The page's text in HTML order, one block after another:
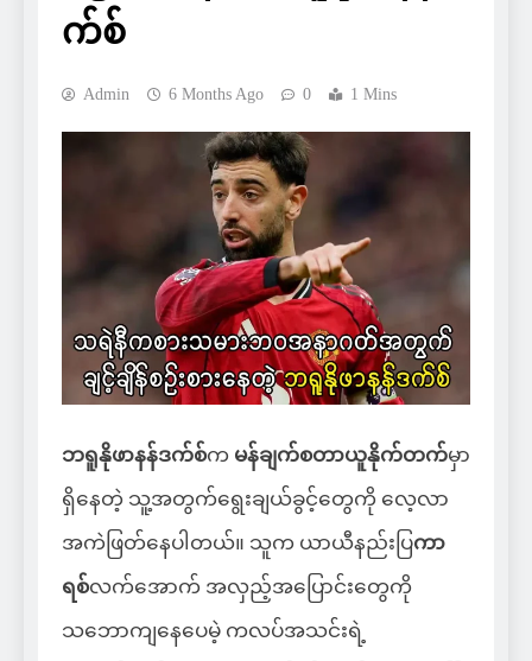
က်စ်
Admin 6 Months Ago 0 1 Mins
ဘရူနိုဖာနန်ဒက်စ်က မန်ချက်စတာယူနိုက်တက်မှာ
ရှိနေတဲ့ သူ့အတွက်ရွေးချယ်ခွင့်တွေကို လေ့လာ
အကဲဖြတ်နေပါတယ်။ သူက ယာယီနည်းပြကာ
ရစ်လက်အောက် အလှည့်အပြောင်းတွေကို
သဘောကျနေပေမဲ့ ကလပ်အသင်းရဲ့